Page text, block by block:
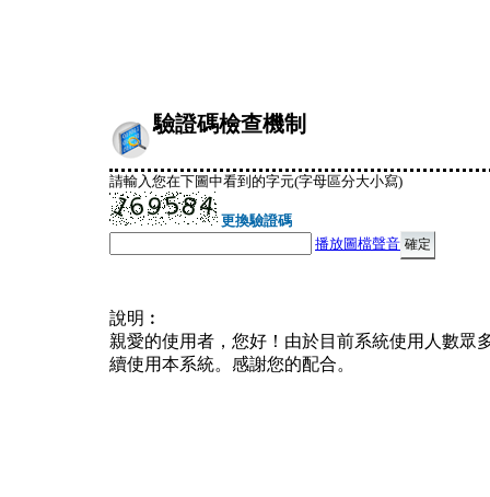
驗證碼檢查機制
請輸入您在下圖中看到的字元(字母區分大小寫)
更換驗證碼
播放圖檔聲音
說明︰
親愛的使用者，您好！由於目前系統使用人數眾
續使用本系統。感謝您的配合。